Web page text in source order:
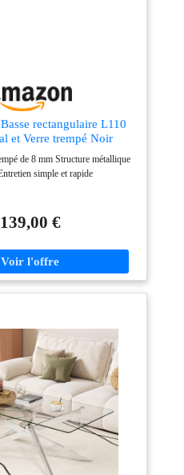
DE GAMME BRILLANTE : La
une finition hautement brillante sur
conférant un luxe discret à votre
sa surface réfléchissante
naturelle. Son allure soignée et
parfaitement dans tout décor
un véritable point focal.
rectangulaire L110
et Verre trempé Noir
de 8 mm Structure métallique
simple et rapide
139,00 €